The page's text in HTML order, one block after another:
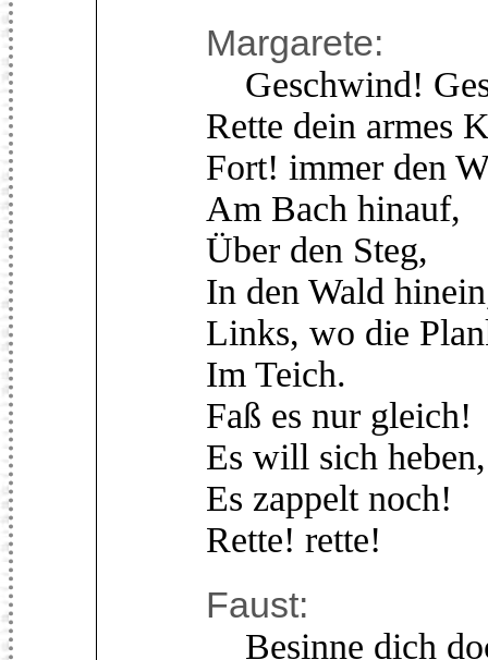
Margarete:
Geschwind!
Rette dein armes
Fort! immer den
Am Bach hinauf,
Über den Steg,
In den Wald
Links, wo die
Im Teich.
Faß es nur gleich!
Es will sich heben,
Es zappelt noch!
Rette! rette!
Faust:
Besinne dich